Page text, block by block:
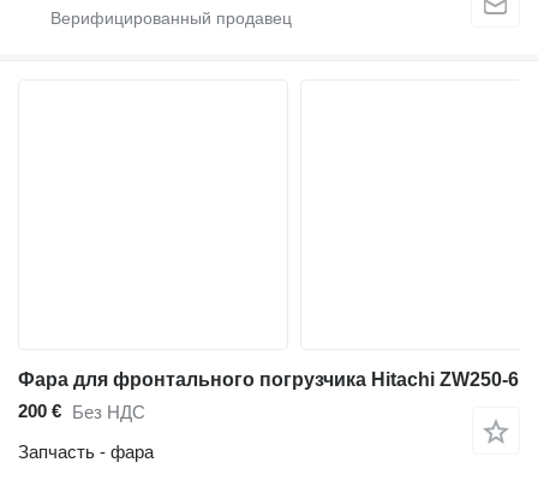
Фара для фронтального погрузчика Hitachi ZW250-6
200 € Без НДС
Запчасть - фара